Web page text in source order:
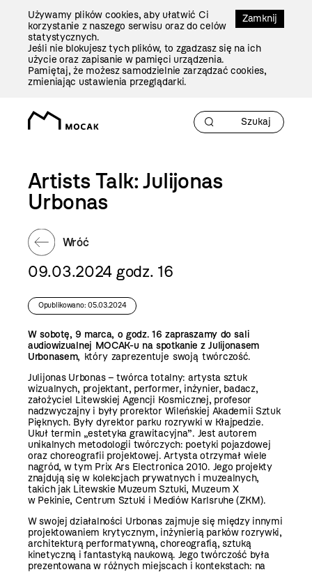
Zamknij
Używamy plików cookies, aby ułatwić Ci
korzystanie z naszego serwisu oraz do celów
statystycznych.
Jeśli nie blokujesz tych plików, to zgadzasz się na ich
użycie oraz zapisanie w pamięci urządzenia.
Pamiętaj, że możesz samodzielnie zarządzać cookies,
zmieniając ustawienia przeglądarki.
Artists Talk: Julijonas
Urbonas
Wróć
09.03.2024 godz. 16
Opublikowano: 05.03.2024
W sobotę, 9 marca, o godz. 16 zapraszamy do sali
audiowizualnej MOCAK-u na spotkanie z Julijonasem
Urbonasem, który zaprezentuje swoją twórczość.
Julijonas Urbonas – twórca totalny: artysta sztuk
wizualnych, projektant, performer, inżynier, badacz,
założyciel Litewskiej Agencji Kosmicznej, profesor
nadzwyczajny i były prorektor Wileńskiej Akademii Sztuk
Pięknych. Były dyrektor parku rozrywki w Kłajpedzie.
Ukuł termin „estetyka grawitacyjna”. Jest autorem
unikalnych metodologii twórczych: poetyki pojazdowej
oraz choreografii projektowej. Artysta otrzymał wiele
nagród, w tym Prix Ars Electronica 2010. Jego projekty
znajdują się w kolekcjach prywatnych i muzealnych,
takich jak Litewskie Muzeum Sztuki, Muzeum X
w Pekinie, Centrum Sztuki i Mediów Karlsruhe (ZKM).
W swojej działalności Urbonas zajmuje się między innymi
projektowaniem krytycznym, inżynierią parków rozrywki,
architekturą performatywną, choreografią, sztuką
kinetyczną i fantastyką naukową. Jego twórczość była
prezentowana w różnych miejscach i kontekstach: na